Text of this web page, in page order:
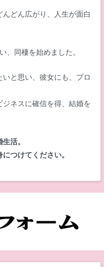
どん広がり、人生が面白
、同棲を始めました。
と思い、彼女にも、プロ
ネスに確信を得、結婚を
活。
つけてください。